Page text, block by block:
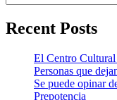
Recent Posts
El Centro
Personas que
Se puede opinar
Prepotencia